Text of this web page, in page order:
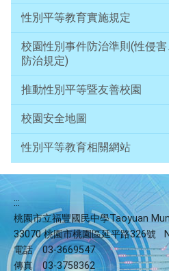
性別平等教育實施規定
校園性別事件防治準則(性侵
防治規定)
推動性別平等暨友善校園
校園安全地圖
性別平等教育相關網站
:::
桃園市立福豐國民中學Taoyuan
33070 桃園市桃園區延平路326號
電話
03-3669547
傳真
03-3758362